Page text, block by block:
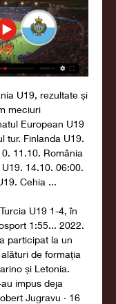
U19, rezultate și
meciuri
European U19
tur. Finlanda U19.
11.10. România
14.10. 06:00.
Cehia ...
U19 1-4, în
1:55... 2022.
participat la un
de formația
și Letonia.
au impus deja
Jugravu · 16